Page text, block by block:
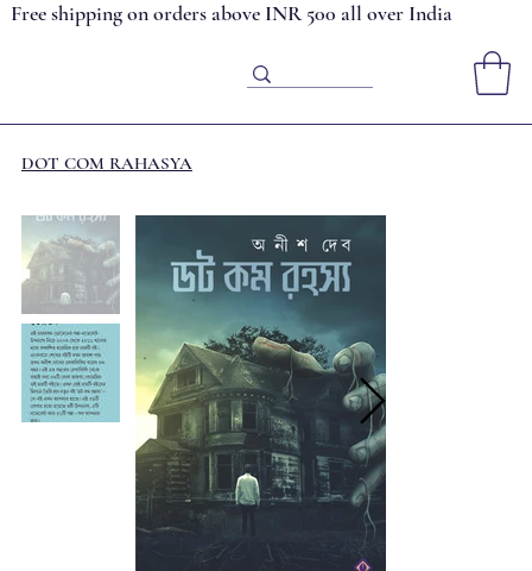
Free shipping on orders above INR 500 all over India
DOT COM RAHASYA